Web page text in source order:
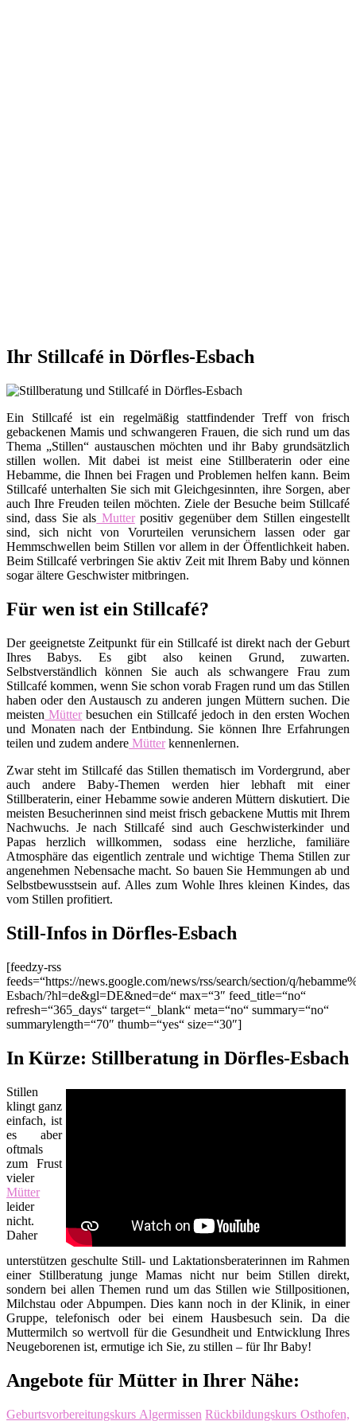
Ihr Stillcafé in Dörfles-Esbach
Ein Stillcafé ist ein regelmäßig stattfindender Treff von frisch
gebackenen Mamis und schwangeren Frauen, die sich rund um das
Thema „Stillen“ austauschen möchten und ihr Baby grundsätzlich
stillen wollen. Mit dabei ist meist eine Stillberaterin oder eine
Hebamme, die Ihnen bei Fragen und Problemen helfen kann. Beim
Stillcafé unterhalten Sie sich mit Gleichgesinnten, ihre Sorgen, aber
auch Ihre Freuden teilen möchten. Ziele der Besuche beim Stillcafé
sind, dass Sie als Mutterpositiv gegenüber dem Stillen eingestellt
sind, sich nicht von Vorurteilen verunsichern lassen oder gar
Hemmschwellen beim Stillen vor allem in der Öffentlichkeit haben.
Beim Stillcafé verbringen Sie aktiv Zeit mit Ihrem Baby und können
sogar ältere Geschwister mitbringen.
Für wen ist ein Stillcafé?
Der geeignetste Zeitpunkt für ein Stillcafé ist direkt nach der Geburt
Ihres Babys. Es gibt also keinen Grund, zuwarten.
Selbstverständlich können Sie auch als schwangere Frau zum
Stillcafé kommen, wenn Sie schon vorab Fragen rund um das Stillen
haben oder den Austausch zu anderen jungen Müttern suchen. Die
meisten Mütterbesuchen ein Stillcafé jedoch in den ersten Wochen
und Monaten nach der Entbindung. Sie können Ihre Erfahrungen
teilen und zudem andere Mütterkennenlernen.
Zwar steht im Stillcafé das Stillen thematisch im Vordergrund, aber
auch andere Baby-Themen werden hier lebhaft mit einer
Stillberaterin, einer Hebamme sowie anderen Müttern diskutiert. Die
meisten Besucherinnen sind meist frisch gebackene Muttis mit Ihrem
Nachwuchs. Je nach Stillcafé sind auch Geschwisterkinder und
Papas herzlich willkommen, sodass eine herzliche, familiäre
Atmosphäre das eigentlich zentrale und wichtige Thema Stillen zur
angenehmen Nebensache macht. So bauen Sie Hemmungen ab und
Selbstbewusstsein auf. Alles zum Wohle Ihres kleinen Kindes, das
vom Stillen profitiert.
Still-Infos in Dörfles-Esbach
[feedzy-rss
feeds=“https://news.google.com/news/rss/search/section/q/
Esbach/?hl=de&gl=DE&ned=de“ max=“3″ feed_title=“no“
refresh=“365_days“ target=“_blank“ meta=“no“ summary=“no“
summarylength=“70″ thumb=“yes“ size=“30″]
In Kürze: Stillberatung in Dörfles-Esbach
Stillen
klingt ganz
einfach, ist
es aber
oftmals
zum Frust
vieler
Mütter
leider
nicht.
Daher
unterstützen geschulte Still- und Laktationsberaterinnen im Rahmen
einer Stillberatung junge Mamas nicht nur beim Stillen direkt,
sondern bei allen Themen rund um das Stillen wie Stillpositionen,
Milchstau oder Abpumpen. Dies kann noch in der Klinik, in einer
Gruppe, telefonisch oder bei einem Hausbesuch sein. Da die
Muttermilch so wertvoll für die Gesundheit und Entwicklung Ihres
Neugeborenen ist, ermutige ich Sie, zu stillen – für Ihr Baby!
Angebote für Mütter in Ihrer Nähe:
Geburtsvorbereitungskurs Algermissen Rückbildungskurs Osthofen,